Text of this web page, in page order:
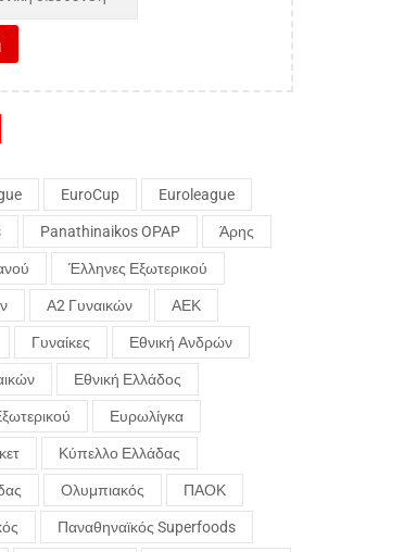
EuroCup Euroleague
Panathinaikos OPAP Άρης
Έλληνες Εξωτερικού
Α2 Γυναικών ΑΕΚ
Γυναίκες Εθνική Ανδρών
Εθνική Ελλάδος
Ευρωλίγκα
Κύπελλο Ελλάδας
Ολυμπιακός ΠΑΟΚ
Παναθηναϊκός Superfoods